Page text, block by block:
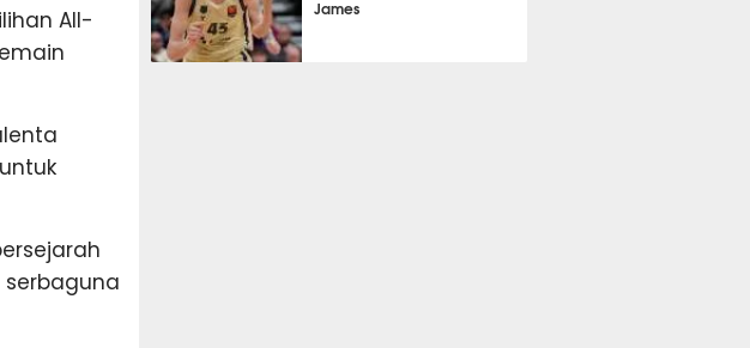
All-
serbaguna
James